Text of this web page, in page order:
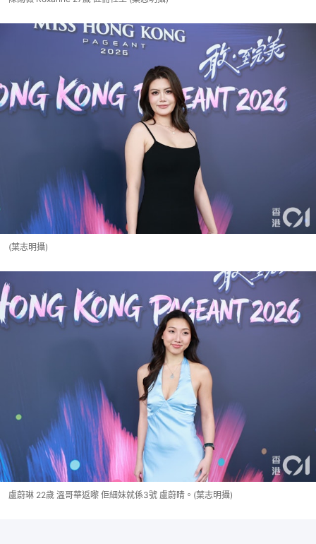
(葉志明攝)
盧蔚琳 22歲 溫哥華返嚟 佢細妹就係3號 盧蔚睛。(葉志明攝)